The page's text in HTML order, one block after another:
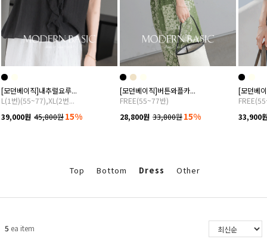
[모던베이직]내추럴요루...
L(1번)(55~77),XL(2번...
39,000원 45,800원15%
[모던베이직]버튼와플카...
FREE(55~77반)
28,800원 33,800원15%
[모던베
33,900
Top Bottom Dress Other
5 ea item